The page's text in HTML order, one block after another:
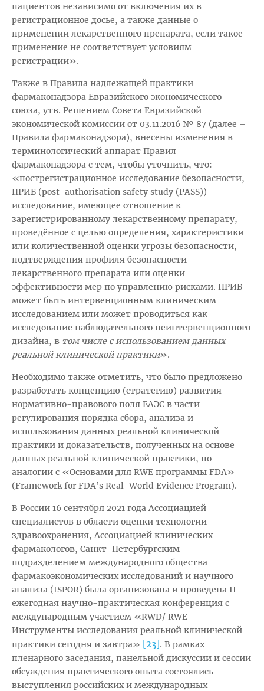
пациентов независимо от включения их в
регистрационное досье, а также данные о
применении лекарственного препарата, если такое
применение не соответствует условиям
регистрации».
Также в Правила надлежащей практики
фармаконадзора Евразийского экономического
союза, утв. Решением Совета Евразийской
экономической комиссии от 03.11.2016 № 87 (далее –
Правила фармаконадзора), внесены изменения в
терминологический аппарат Правил
фармаконадзора с тем, чтобы уточнить, что:
«пострегистрационное исследование безопасности,
ПРИБ (post-authorisation safety study (PASS)) —
исследование, имеющее отношение к
зарегистрированному лекарственному препарату,
проведённое с целью определения, характеристики
или количественной оценки угрозы безопасности,
подтверждения профиля безопасности
лекарственного препарата или оценки
эффективности мер по управлению рисками. ПРИБ
может быть интервенционным клиническим
исследованием или может проводиться как
исследование наблюдательного неинтервенционного
дизайна, в том числе с использованием данных
реальной клинической практики».
Необходимо также отметить, что было предложено
разработать концепцию (стратегию) развития
нормативно-правового поля ЕАЭС в части
регулирования порядка сбора, анализа и
использования данных реальной клинической
практики и доказательств, полученных на основе
данных реальной клинической практики, по
аналогии с «Основами для RWE программы FDA»
(Framework for FDA’s Real-World Evidence Program).
В России 16 сентября 2021 года Ассоциацией
специалистов в области оценки технологии
здравоохранения, Ассоциацией клинических
фармакологов, Санкт-Петербургским
подразделением международного общества
фармакоэкономических исследований и научного
анализа (ISPOR) была организована и проведена II
ежегодная научно-практическая конференция с
международным участием «RWD/ RWE —
Инструменты исследования реальной клинической
практики сегодня и завтра» [23]. В рамках
пленарного заседания, панельной дискуссии и сессии
обсуждения практического опыта состоялись
выступления российских и международных